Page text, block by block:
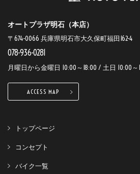
オートプラザ明石（本店）
〒674-0066 兵庫県明石市大久保町福田162-4
078-936-0281
月曜日から金曜日 10:00～18:00 / 土日 10:00～
ACCESS MAP
トップページ
コンセプト
バイク一覧